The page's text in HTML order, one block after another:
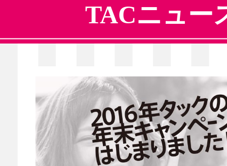
TACニュー